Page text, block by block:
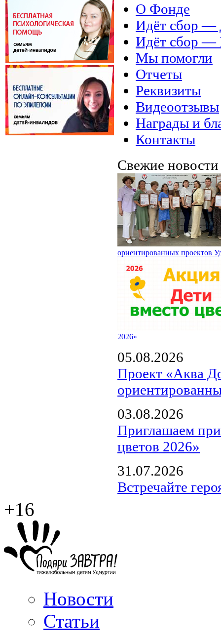
О Фонде
Идёт сбор
Идёт сбор
Мы помогли
Отчеты
Реквизиты
Видеоотзывы
Награды и
Контакты
Свежие
ориентированных проектов
2026»
05.08.2026
Проект «Аква
03.08.2026
Приглашаем
цветов 2026»
31.07.2026
Встречайте
+16
Новости
Статьи